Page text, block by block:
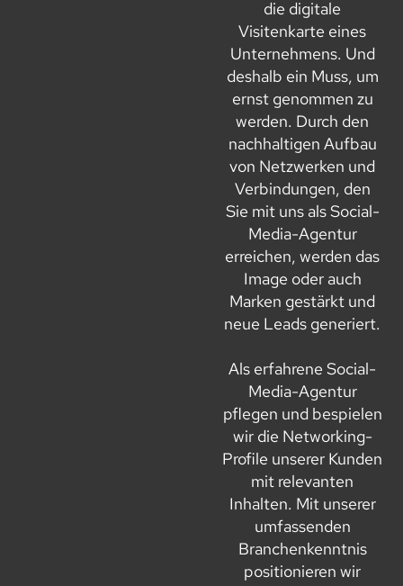
die digitale
Visitenkarte eines
Unternehmens. Und
deshalb ein Muss, um
ernst genommen zu
werden. Durch den
nachhaltigen Aufbau
von Netzwerken und
Verbindungen, den
Sie mit uns als Social-
Media-Agentur
erreichen, werden das
Image oder auch
Marken gestärkt und
neue Leads generiert.
Als erfahrene Social-
Media-Agentur
pflegen und bespielen
wir die Networking-
Profile unserer Kunden
mit relevanten
Inhalten. Mit unserer
umfassenden
Branchenkenntnis
positionieren wir